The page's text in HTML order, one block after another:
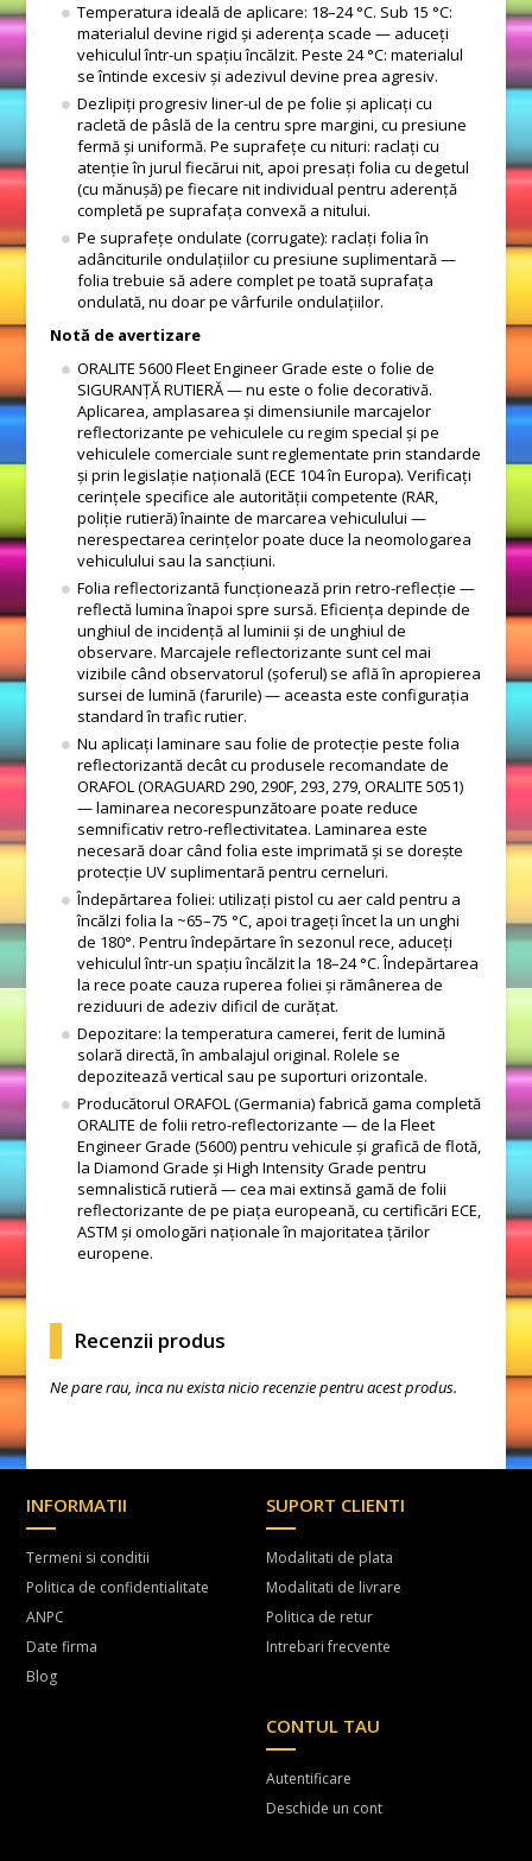
Temperatura ideală de aplicare: 18–24 °C. Sub 15 °C:
materialul devine rigid și aderența scade — aduceți
vehiculul într-un spațiu încălzit. Peste 24 °C: materialul
se întinde excesiv și adezivul devine prea agresiv.
Dezlipiți progresiv liner-ul de pe folie și aplicați cu
racletă de pâslă de la centru spre margini, cu presiune
fermă și uniformă. Pe suprafețe cu nituri: raclați cu
atenție în jurul fiecărui nit, apoi presați folia cu degetul
(cu mănușă) pe fiecare nit individual pentru aderență
completă pe suprafața convexă a nitului.
Pe suprafețe ondulate (corrugate): raclați folia în
adânciturile ondulațiilor cu presiune suplimentară —
folia trebuie să adere complet pe toată suprafața
ondulată, nu doar pe vârfurile ondulațiilor.
Notă de avertizare
ORALITE 5600 Fleet Engineer Grade este o folie de
SIGURANȚĂ RUTIERĂ — nu este o folie decorativă.
Aplicarea, amplasarea și dimensiunile marcajelor
reflectorizante pe vehiculele cu regim special și pe
vehiculele comerciale sunt reglementate prin standarde
și prin legislație națională (ECE 104 în Europa). Verificați
cerințele specifice ale autorității competente (RAR,
poliție rutieră) înainte de marcarea vehiculului —
nerespectarea cerințelor poate duce la neomologarea
vehiculului sau la sancțiuni.
Folia reflectorizantă funcționează prin retro-reflecție —
reflectă lumina înapoi spre sursă. Eficiența depinde de
unghiul de incidență al luminii și de unghiul de
observare. Marcajele reflectorizante sunt cel mai
vizibile când observatorul (șoferul) se află în apropierea
sursei de lumină (farurile) — aceasta este configurația
standard în trafic rutier.
Nu aplicați laminare sau folie de protecție peste folia
reflectorizantă decât cu produsele recomandate de
ORAFOL (ORAGUARD 290, 290F, 293, 279, ORALITE 5051)
— laminarea necorespunzătoare poate reduce
semnificativ retro-reflectivitatea. Laminarea este
necesară doar când folia este imprimată și se dorește
protecție UV suplimentară pentru cerneluri.
Îndepărtarea foliei: utilizați pistol cu aer cald pentru a
încălzi folia la ~65–75 °C, apoi trageți încet la un unghi
de 180°. Pentru îndepărtare în sezonul rece, aduceți
vehiculul într-un spațiu încălzit la 18–24 °C. Îndepărtarea
la rece poate cauza ruperea foliei și rămânerea de
reziduuri de adeziv dificil de curățat.
Depozitare: la temperatura camerei, ferit de lumină
solară directă, în ambalajul original. Rolele se
depozitează vertical sau pe suporturi orizontale.
Producătorul ORAFOL (Germania) fabrică gama completă
ORALITE de folii retro-reflectorizante — de la Fleet
Engineer Grade (5600) pentru vehicule și grafică de flotă,
la Diamond Grade și High Intensity Grade pentru
semnalistică rutieră — cea mai extinsă gamă de folii
reflectorizante de pe piața europeană, cu certificări ECE,
ASTM și omologări naționale în majoritatea țărilor
europene.
Recenzii produs
Ne pare rau, inca nu exista nicio recenzie pentru acest produs.
INFORMATII
Termeni si conditii
Politica de confidentialitate
ANPC
Date firma
Blog
SUPORT CLIENTI
Modalitati de plata
Modalitati de livrare
Politica de retur
Intrebari frecvente
CONTUL TAU
Autentificare
Deschide un cont